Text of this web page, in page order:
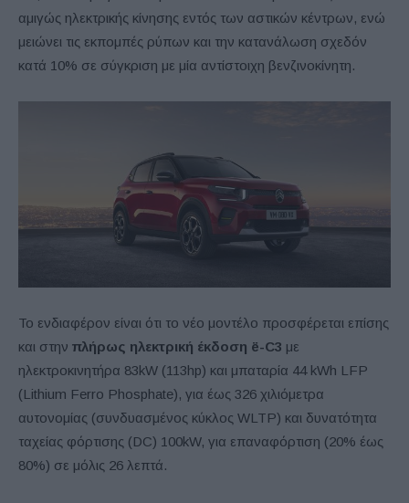
αμιγώς ηλεκτρικής κίνησης εντός των αστικών κέντρων, ενώ
μειώνει τις εκπομπές ρύπων και την κατανάλωση σχεδόν
κατά 10% σε σύγκριση με μία αντίστοιχη βενζινοκίνητη.
Το ενδιαφέρον είναι ότι το νέο μοντέλο προσφέρεται επίσης
και στην πλήρως ηλεκτρική έκδοση ё-C3 με
ηλεκτροκινητήρα 83kW (113hp) και μπαταρία 44 kWh LFP
(Lithium Ferro Phosphate), για έως 326 χιλιόμετρα
αυτονομίας (συνδυασμένος κύκλος WLTP) και δυνατότητα
ταχείας φόρτισης (DC) 100kW, για επαναφόρτιση (20% έως
80%) σε μόλις 26 λεπτά.